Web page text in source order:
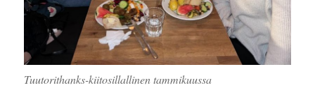
Tuutorithanks-kiitosillallinen tammikuussa